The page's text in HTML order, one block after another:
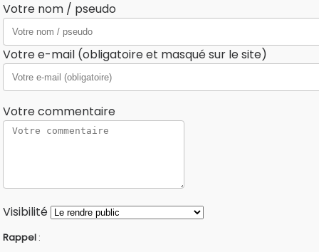
Votre nom / pseudo
Votre e-mail (obligatoire et masqué sur le site)
Votre commentaire
Visibilité
Rappel :